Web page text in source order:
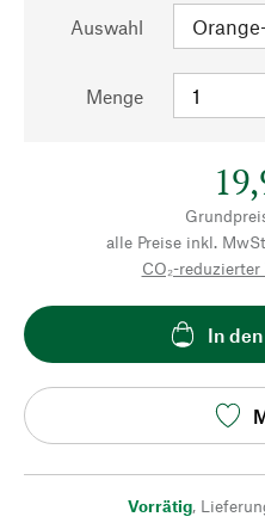
Auswahl
Menge
alle Preise inkl.
CO₂-
In
Vorrätig,